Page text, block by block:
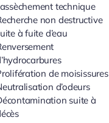
technique
non destructive
à fuite d’eau
de moisissures
d’odeurs
suite à